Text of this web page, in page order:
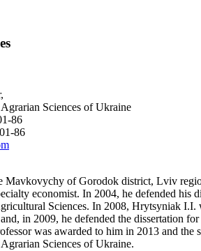
Sciences of Ukraine
86
86
of Gorodok district, Lviv
economist. In 2004, he defended his
Sciences. In 2008, Hrytsyniak I.I.
in 2009, he defended the dissertation
was awarded to him in 2013 and the
Sciences of Ukraine.